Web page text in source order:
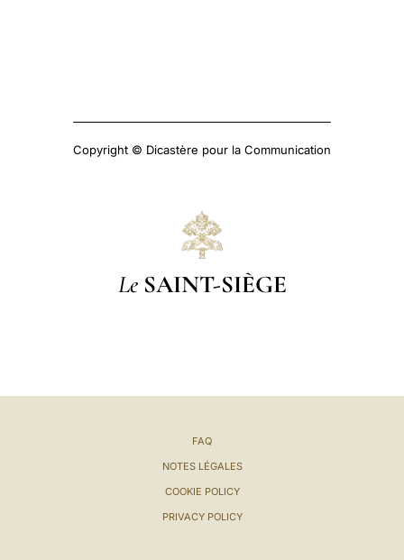
Copyright © Dicastère pour la Communication
Le SAINT-SIÈGE
FAQ
NOTES LÉGALES
COOKIE POLICY
PRIVACY POLICY